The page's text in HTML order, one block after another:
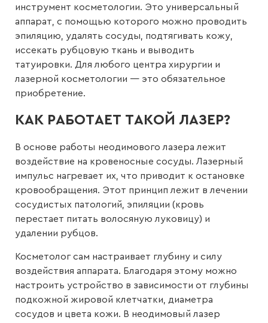
инструмент косметологии. Это универсальный
аппарат, с помощью которого можно проводить
эпиляцию, удалять сосуды, подтягивать кожу,
иссекать рубцовую ткань и выводить
татуировки. Для любого центра хирургии и
лазерной косметологии — это обязательное
приобретение.
КАК РАБОТАЕТ ТАКОЙ ЛАЗЕР?
В основе работы неодимового лазера лежит
воздействие на кровеносные сосуды. Лазерный
импульс нагревает их, что приводит к остановке
кровообращения. Этот принцип лежит в лечении
сосудистых патологий, эпиляции (кровь
перестает питать волосяную луковицу) и
удалении рубцов.
Косметолог сам настраивает глубину и силу
воздействия аппарата. Благодаря этому можно
настроить устройство в зависимости от глубины
подкожной жировой клетчатки, диаметра
сосудов и цвета кожи. В неодимовый лазер